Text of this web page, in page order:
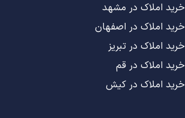
خرید املاک در مشهد
خرید املاک در اصفهان
خرید املاک در تبریز
خرید املاک در قم
خرید املاک در کیش